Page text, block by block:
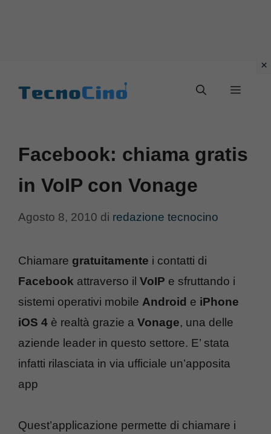
Menu
Facebook: chiama gratis
in VoIP con Vonage
Agosto 8, 2010 di redazione tecnocino
Chiamare gratuitamente i contatti di
Facebook attraverso il VoIP e sfruttando i
sistemi operativi mobile Android e iPhone
iOS 4 è realtà grazie a Vonage, una delle
aziende leader in questo settore. E’ stata
infatti rilasciata in via ufficiale un’apposita
app
Quest’applicazione permette di chiamare i